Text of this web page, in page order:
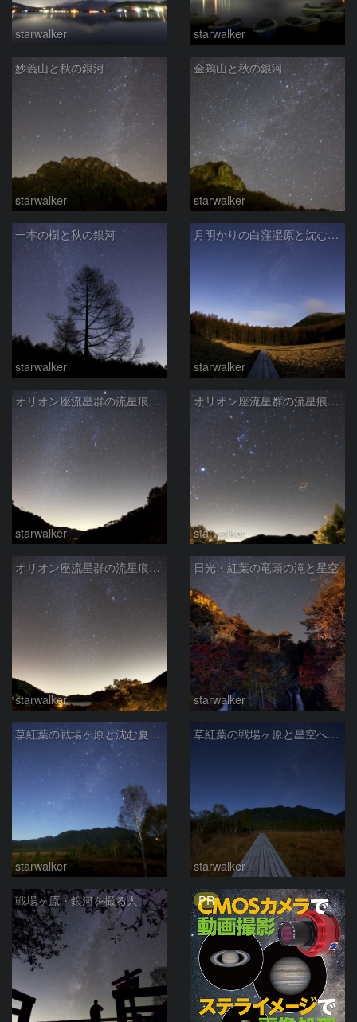
starwalker starwalker
妙義山と秋の銀河
starwalker
金鶏山と秋の銀河
starwalker
一本の樹と秋の銀河
starwalker
月明かりの白窪湿原と沈む夏の大三角
starwalker
オリオン座流星群の流星痕・23分後
starwalker
オリオン座流星群の流星痕・6分後
starwalker
オリオン座流星群の流星痕・出現直後
starwalker
日光・紅葉の竜頭の滝と星空
starwalker
草紅葉の戦場ヶ原と沈む夏の大三角
starwalker
草紅葉の戦場ヶ原と星空へ続く道
starwalker
戦場ヶ原・銀河を撮る人 PR